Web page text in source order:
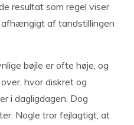
resultat som regel viser
af tandstillingen
bøjle er ofte høje, og
hvor diskret og
i dagligdagen. Dog
Nogle tror fejlagtigt, at